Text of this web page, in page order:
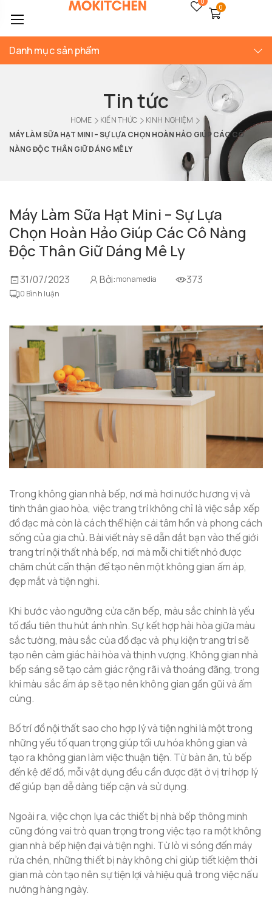
0
Danh mục sản phẩm
Tin tức
HOME KIẾN THỨC
KINH NGHIỆM
MÁY LÀM SỮA HẠT MINI – SỰ LỰA CHỌN HOÀN HẢO GIÚP CÁC CÔ
NÀNG ĐỘC THÂN GIỮ DÁNG MÊ LY
Máy Làm Sữa Hạt Mini – Sự Lựa
Chọn Hoàn Hảo Giúp Các Cô Nàng
Độc Thân Giữ Dáng Mê Ly
31/07/2023 Bởi:monamedia 373
0 Bình luận
Trong không gian nhà bếp, nơi mà hơi nước hương vị và
tình thân giao hòa, việc trang trí không chỉ là việc sắp xếp
đồ đạc mà còn là cách thể hiện cái tâm hồn và phong cách
sống của gia chủ. Bài viết này sẽ dẫn dắt bạn vào thế giới
trang trí nội thất nhà bếp, nơi mà mỗi chi tiết nhỏ được
chăm chút cẩn thận để tạo nên một không gian ấm áp,
đẹp mắt và tiện nghi.
Khi bước vào ngưỡng cửa căn bếp, màu sắc chính là yếu
tố đầu tiên thu hút ánh nhìn. Sự kết hợp hài hòa giữa màu
sắc tường, màu sắc của đồ đạc và phụ kiện trang trí sẽ
tạo nên cảm giác hài hòa và thịnh vượng. Không gian nhà
bếp sáng sẽ tạo cảm giác rộng rãi và thoáng đãng, trong
khi màu sắc ấm áp sẽ tạo nên không gian gần gũi và ấm
cúng.
Bố trí đồ nội thất sao cho hợp lý và tiện nghi là một trong
những yếu tố quan trọng giúp tối ưu hóa không gian và
tạo ra không gian làm việc thuận tiện. Từ bàn ăn, tủ bếp
đến kệ để đồ, mỗi vật dụng đều cần được đặt ở vị trí hợp lý
để giúp bạn dễ dàng tiếp cận và sử dụng.
Ngoài ra, việc chọn lựa các thiết bị nhà bếp thông minh
cũng đóng vai trò quan trọng trong việc tạo ra một không
gian nhà bếp hiện đại và tiện nghi. Từ lò vi sóng đến máy
rửa chén, những thiết bị này không chỉ giúp tiết kiệm thời
gian mà còn tạo nên sự tiện lợi và hiệu quả trong việc nấu
nướng hàng ngày.